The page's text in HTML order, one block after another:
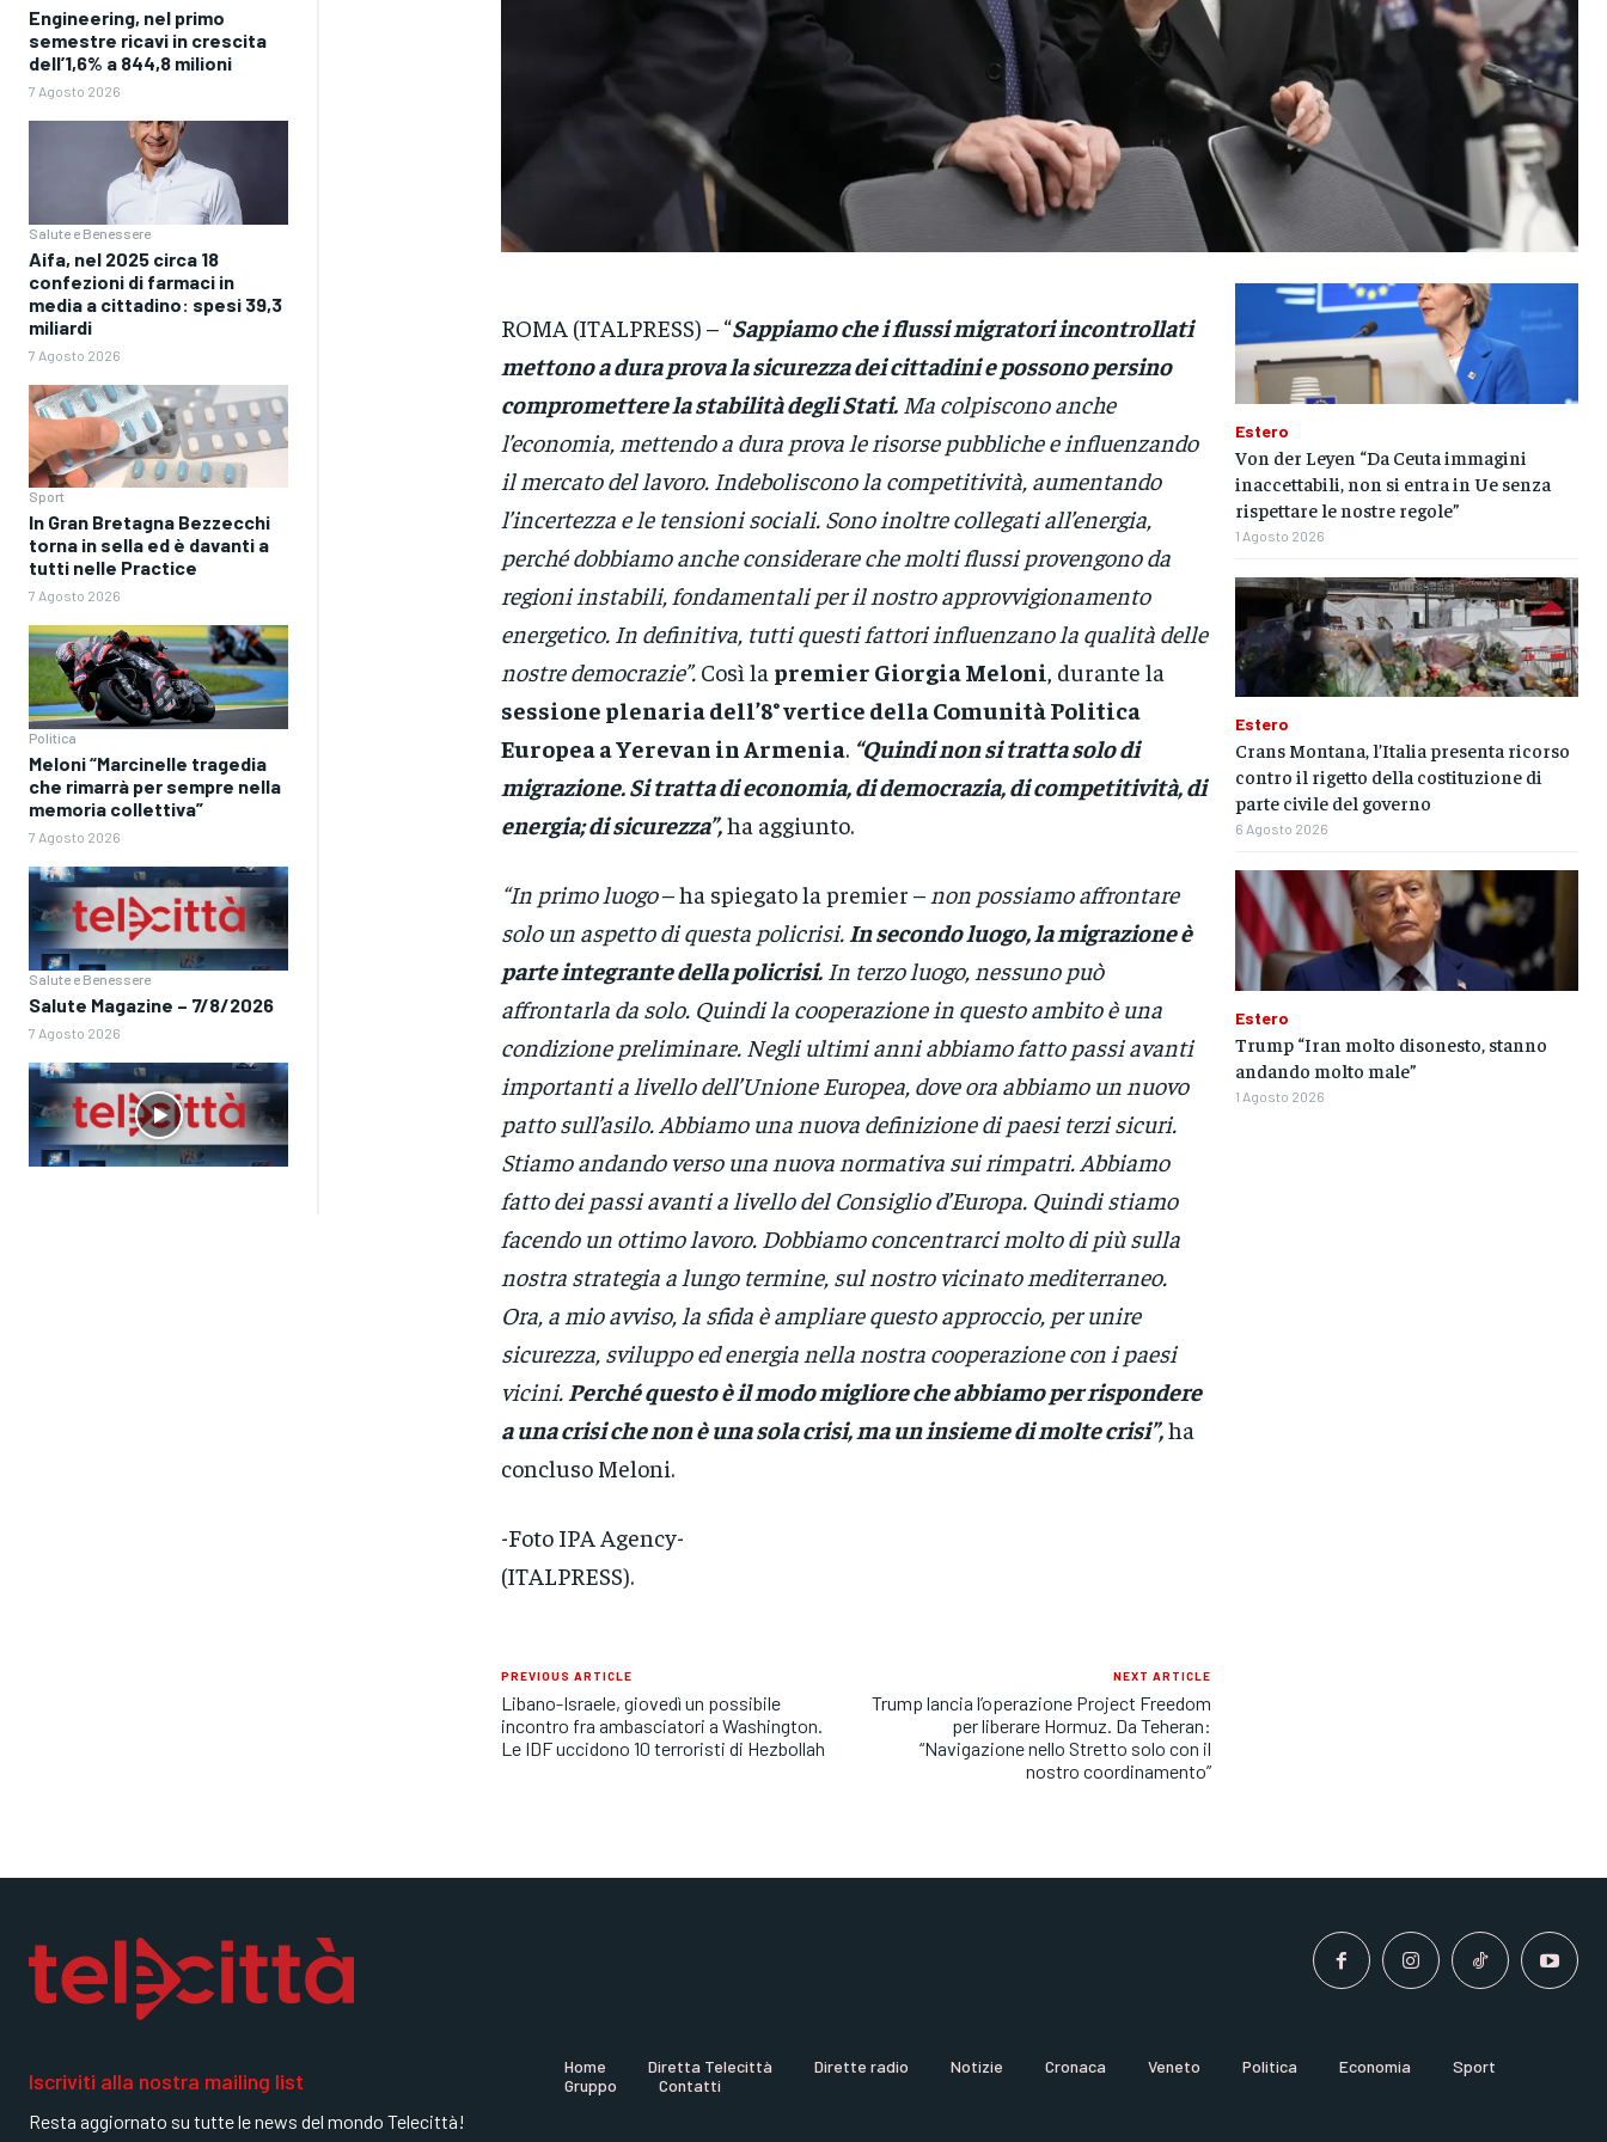
Engineering, nel primo
semestre ricavi in crescita
dell’1,6% a 844,8 milioni
7 Agosto 2026
Salute e Benessere
Aifa, nel 2025 circa 18
confezioni di farmaci in
media a cittadino: spesi 39,3
miliardi
7 Agosto 2026
Sport
In Gran Bretagna Bezzecchi
torna in sella ed è davanti a
tutti nelle Practice
7 Agosto 2026
Politica
Meloni “Marcinelle tragedia
che rimarrà per sempre nella
memoria collettiva”
7 Agosto 2026
Salute e Benessere
Salute Magazine – 7/8/2026
7 Agosto 2026
ROMA (ITALPRESS) – “Sappiamo che i flussi migratori incontrollati
mettono a dura prova la sicurezza dei cittadini e possono persino
compromettere la stabilità degli Stati.Ma colpiscono anche
l’economia, mettendo a dura prova le risorse pubbliche e influenzando
il mercato del lavoro. Indeboliscono la competitività, aumentando
l’incertezza e le tensioni sociali. Sono inoltre collegati all’energia,
perché dobbiamo anche considerare che molti flussi provengono da
regioni instabili, fondamentali per il nostro approvvigionamento
energetico. In definitiva, tutti questi fattori influenzano la qualità delle
nostre democrazie”.Così la premier Giorgia Meloni, durante la
sessione plenaria dell’8° vertice della Comunità Politica
Europea a Yerevan in Armenia. “Quindi non si tratta solo di
migrazione. Si tratta di economia, di democrazia, di competitività, di
energia; di sicurezza”,ha aggiunto.
“In primo luogo– ha spiegato la premier –non possiamo affrontare
solo un aspetto di questa policrisi. In secondo luogo, la migrazione è
parte integrante della policrisi.In terzo luogo, nessuno può
affrontarla da solo. Quindi la cooperazione in questo ambito è una
condizione preliminare. Negli ultimi anni abbiamo fatto passi avanti
importanti a livello dell’Unione Europea, dove ora abbiamo un nuovo
patto sull’asilo. Abbiamo una nuova definizione di paesi terzi sicuri.
Stiamo andando verso una nuova normativa sui rimpatri. Abbiamo
fatto dei passi avanti a livello del Consiglio d’Europa. Quindi stiamo
facendo un ottimo lavoro. Dobbiamo concentrarci molto di più sulla
nostra strategia a lungo termine, sul nostro vicinato mediterraneo.
Ora, a mio avviso, la sfida è ampliare questo approccio, per unire
sicurezza, sviluppo ed energia nella nostra cooperazione con i paesi
vicini. Perché questo è il modo migliore che abbiamo per rispondere
a una crisi che non è una sola crisi, ma un insieme di molte crisi”,ha
concluso Meloni.
-Foto IPA Agency-
(ITALPRESS).
PREVIOUS ARTICLE
Libano-Israele, giovedì un possibile
incontro fra ambasciatori a Washington.
Le IDF uccidono 10 terroristi di Hezbollah
NEXT ARTICLE
Trump lancia l’operazione Project Freedom
per liberare Hormuz. Da Teheran:
“Navigazione nello Stretto solo con il
nostro coordinamento”
Estero
Von der Leyen “Da Ceuta immagini
inaccettabili, non si entra in Ue senza
rispettare le nostre regole”
1 Agosto 2026
Estero
Crans Montana, l’Italia presenta ricorso
contro il rigetto della costituzione di
parte civile del governo
6 Agosto 2026
Estero
Trump “Iran molto disonesto, stanno
andando molto male”
1 Agosto 2026
Iscriviti alla nostra mailing list
Resta aggiornato su tutte le news del mondo Telecittà!
Home Diretta Telecittà Dirette radio Notizie Cronaca Veneto Politica Economia
Sport
Gruppo
Contatti